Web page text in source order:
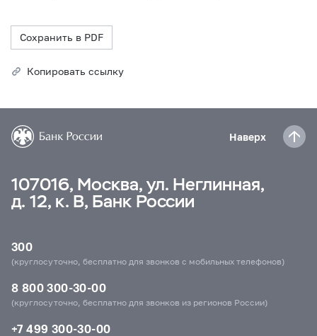
Сохранить в PDF
Копировать ссылку
Наверх
107016, Москва, ул. Неглинная,
д. 12, к. В, Банк России
300
(круглосуточно, бесплатно для звонков с мобильных телефонов)
8 800 300-30-00
(круглосуточно, бесплатно для звонков из регионов России)
+7 499 300-30-00